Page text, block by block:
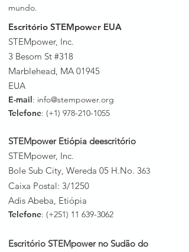
mundo.
Escritório STEMpower EUA
STEMpower, Inc.
3 Besom St #318
Marblehead, MA 01945
EUA
E-mail: info@stempower.org
Telefone: (+1) 978-210-1055
STEMpower Etiópia deescritório
STEMpower, Inc.
Bole Sub City, Wereda 05 H.No. 363
Caixa Postal: 3/1250
Adis Abeba, Etiópia
Telefone: (+251) 11 639-3062
Escritório STEMpower no Sudão do